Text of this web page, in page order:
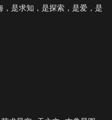
是求知，是探索，是爱，是